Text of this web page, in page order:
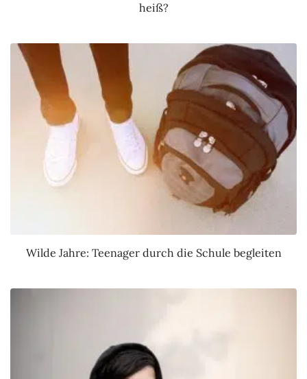
heiß?
Wilde Jahre: Teenager durch die Schule begleiten